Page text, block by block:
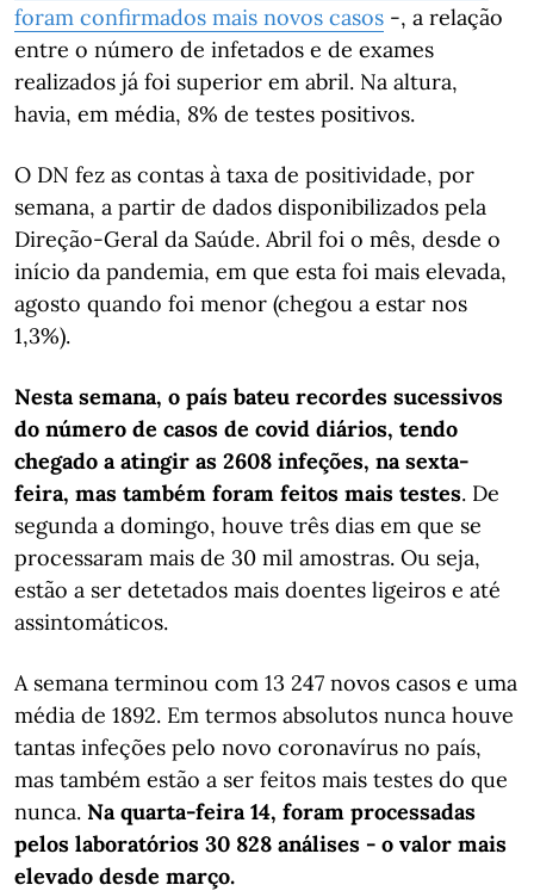
foram confirmados mais novos casos -, a relação
entre o número de infetados e de exames
realizados já foi superior em abril. Na altura,
havia, em média, 8% de testes positivos.
O DN fez as contas à taxa de positividade, por
semana, a partir de dados disponibilizados pela
Direção-Geral da Saúde. Abril foi o mês, desde o
início da pandemia, em que esta foi mais elevada,
agosto quando foi menor (chegou a estar nos
1,3%).
Nesta semana, o país bateu recordes sucessivos
do número de casos de covid diários, tendo
chegado a atingir as 2608 infeções, na sexta-
feira, mas também foram feitos mais testes. De
segunda a domingo, houve três dias em que se
processaram mais de 30 mil amostras. Ou seja,
estão a ser detetados mais doentes ligeiros e até
assintomáticos.
A semana terminou com 13 247 novos casos e uma
média de 1892. Em termos absolutos nunca houve
tantas infeções pelo novo coronavírus no país,
mas também estão a ser feitos mais testes do que
nunca. Na quarta-feira 14, foram processadas
pelos laboratórios 30 828 análises - o valor mais
elevado desde março.